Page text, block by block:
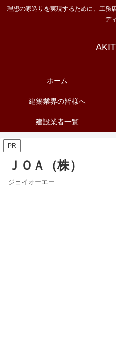
理想の家造りを実現するために、工務
デ
ホーム
建築業界の皆様へ
建設業者一覧
PR
ＪＯＡ（株）
ジェイオーエー